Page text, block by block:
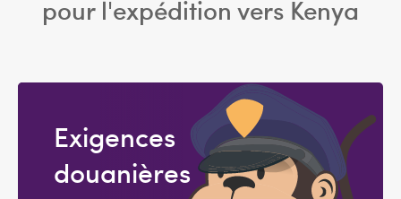
pour l'expédition vers Kenya
Exigences
douanières